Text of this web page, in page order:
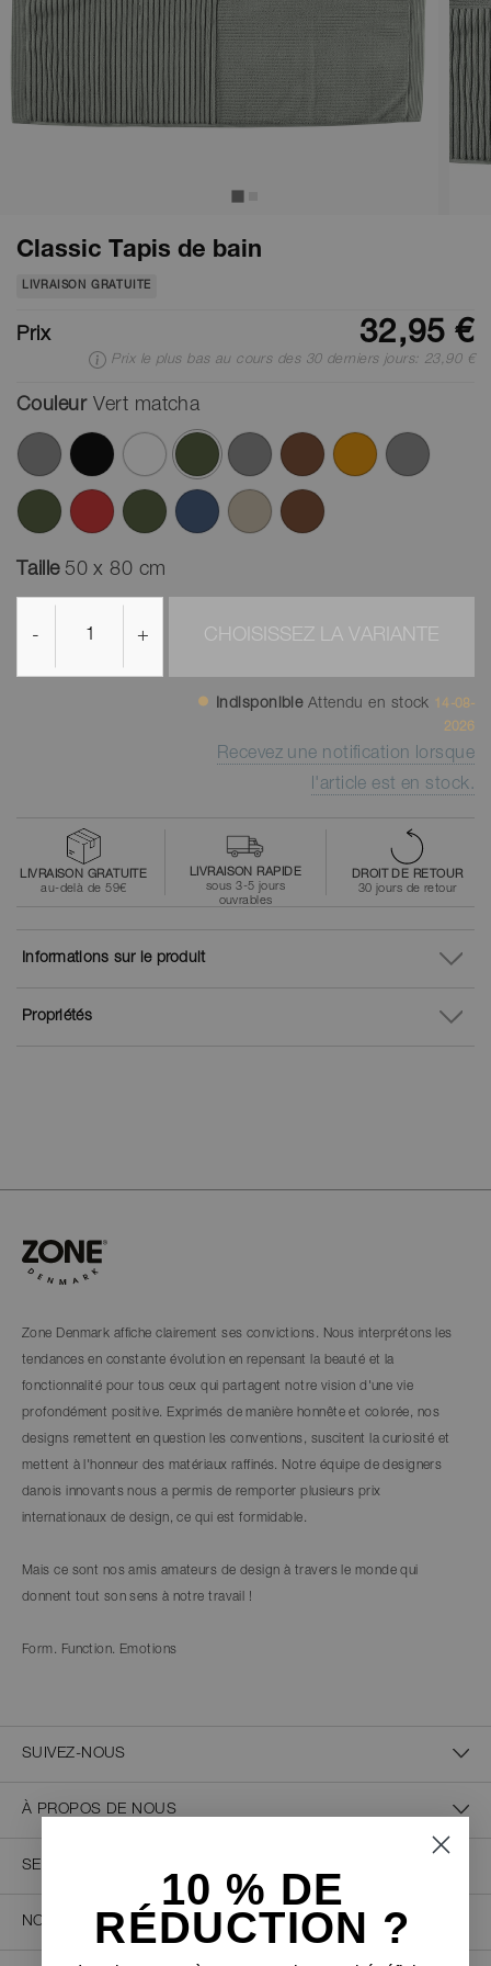
Classic Tapis de bain
LIVRAISON GRATUITE
Prix 32,95 €
Prix le plus bas au cours des 30 derniers jours: 23,90 €
Couleur Vert matcha
ont été sélectionnés
Taille 50 x 80 cm
- + CHOISISSEZ LA VARIANTE
Indisponible Attendu en stock 14-08-
2026
Recevez une notification lorsque
l'article est en stock.
LIVRAISON GRATUITE
au-delà de 59€
LIVRAISON RAPIDE
sous 3-5 jours
ouvrables
DROIT DE RETOUR
30 jours de retour
Propriétés
Informations sur le produit
Zone Denmark affiche clairement ses convictions. Nous interprétons les
tendances en constante évolution en repensant la beauté et la
fonctionnalité pour tous ceux qui partagent notre vision d'une vie
profondément positive. Exprimés de manière honnête et colorée, nos
designs remettent en question les conventions, suscitent la curiosité et
mettent à l'honneur des matériaux raffinés. Notre équipe de designers
danois innovants nous a permis de remporter plusieurs prix
internationaux de design, ce qui est formidable.
Mais ce sont nos amis amateurs de design à travers le monde qui
donnent tout son sens à notre travail !
Form. Function. Emotions
SUIVEZ-NOUS
À PROPOS DE NOUS
SERVICE CLIENT
NOUS CONTACTER
10 % DE
RÉDUCTION ?